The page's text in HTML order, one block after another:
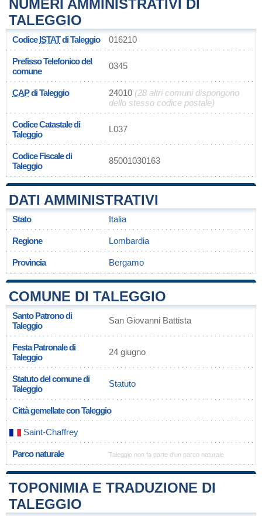
NUMERI AMMINISTRATIVI DI
TALEGGIO
CodiceISTATdi Taleggio 016210
Prefisso Telefonico del
comune
0345
CAPdi Taleggio 24010 (28 altri comuni dispongono
dello stesso codice postale)
Codice Catastale di
Taleggio
L037
Codice Fiscale di
Taleggio
85001030163
DATI AMMINISTRATIVI
Stato Italia
Regione Lombardia
Provincia Bergamo
COMUNE DI TALEGGIO
Santo Patrono di
Taleggio
San Giovanni Battista
Festa Patronale di
Taleggio
24 giugno
Statuto del comune di
Taleggio
Statuto
Città gemellate con Taleggio
Saint-Chaffrey
Parco naturale Taleggio non fa parte d'un parco naturale
TOPONIMIA E TRADUZIONE DI
TALEGGIO